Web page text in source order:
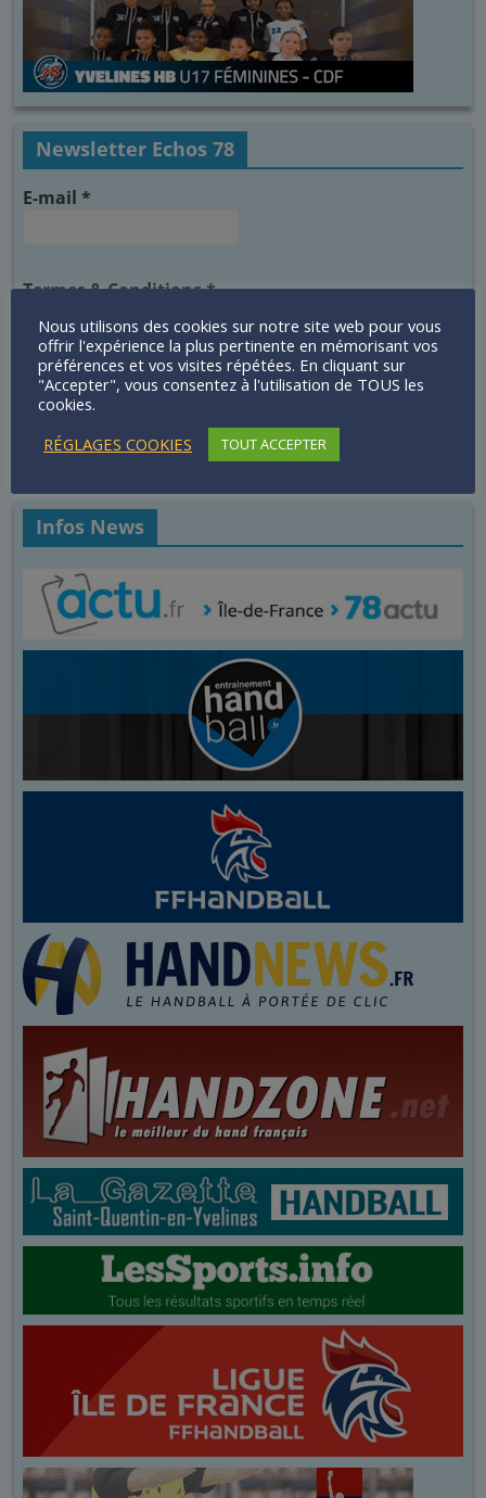
Newsletter Echos 78
E-mail*
Termes & Conditions*
conservation des données
Termes & Conditions
Infos News
Nous utilisons des cookies sur notre site web pour vous
offrir l'expérience la plus pertinente en mémorisant vos
préférences et vos visites répétées. En cliquant sur
"Accepter", vous consentez à l'utilisation de TOUS les
cookies.
RÉGLAGES COOKIES
TOUT ACCEPTER